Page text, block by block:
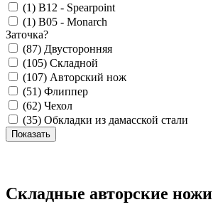
(1) B12 - Spearpoint
(1) B05 - Monarch
Заточка?
(87) Двусторонняя
(105) Складной
(107) Авторский нож
(51) Флиппер
(62) Чехол
(35) Обкладки из дамасской стали
Складные авторские ножи